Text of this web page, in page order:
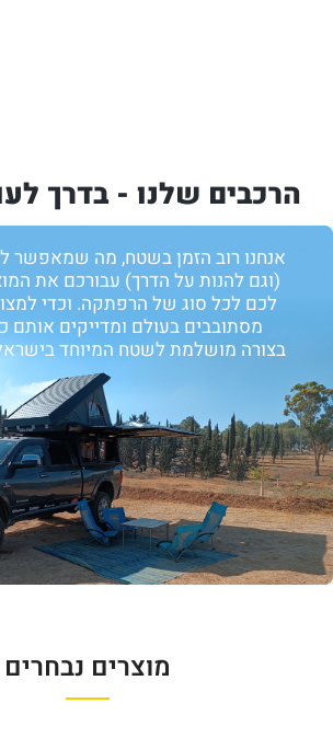
הרכבים שלנו - בדרך
אנחנו רוב הזמן בשטח, מה שמאפשר
(וגם להנות על הדרך) עבורכם את
לכם לכל סוג של הרפתקה. וכדי
מסתובבים בעולם ומדייקים אותם
בצורה מושלמת לשטח המיוחד
מוצרים נבחרים